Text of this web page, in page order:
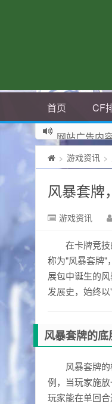
首页 CF
网站广告内
> 游戏资讯 >
风暴套牌
游戏资讯
在卡牌竞
称为"风暴套牌"
展包中诞生的
发展史，始终
风暴套牌的
风暴套牌
例，当玩家施
玩家能在单回